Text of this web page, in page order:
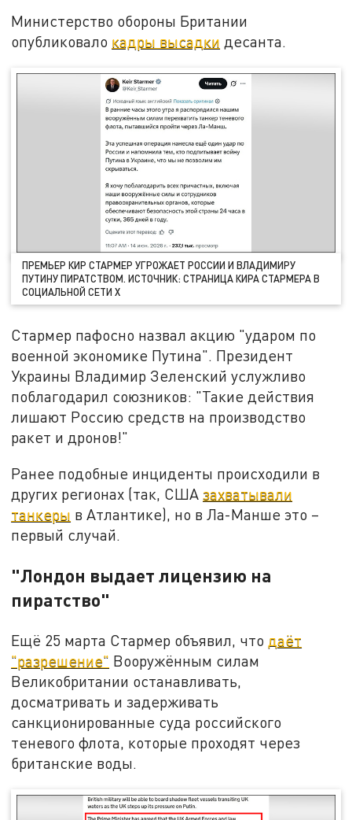
Министерство обороны Британии
опубликовало кадры высадки десанта.
ПРЕМЬЕР КИР СТАРМЕР УГРОЖАЕТ РОССИИ И ВЛАДИМИРУ
ПУТИНУ ПИРАТСТВОМ. ИСТОЧНИК: СТРАНИЦА КИРА СТАРМЕРА В
СОЦИАЛЬНОЙ СЕТИ Х
Стармер пафосно назвал акцию "ударом по
военной экономике Путина". Президент
Украины Владимир Зеленский услужливо
поблагодарил союзников: "Такие действия
лишают Россию средств на производство
ракет и дронов!"
Ранее подобные инциденты происходили в
других регионах (так, СШАзахватывали
танкеры в Атлантике), но в Ла-Манше это –
первый случай.
"Лондон выдает лицензию на
пиратство"
Ещё 25 марта Стармер объявил, что даёт
"разрешение" Вооружённым силам
Великобритании останавливать,
досматривать и задерживать
санкционированные суда российского
теневого флота, которые проходят через
британские воды.